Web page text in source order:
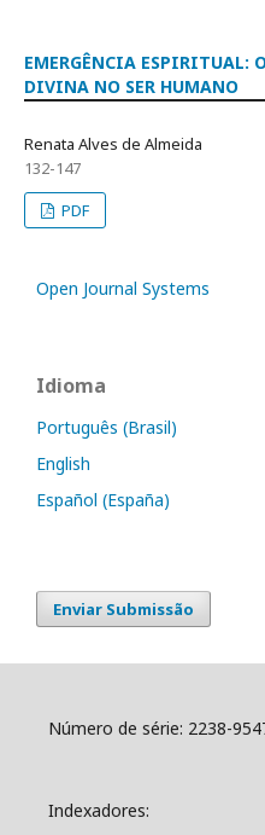
EMERGÊNCIA ESPIRITUAL:
DIVINA NO SER HUMANO
Renata Alves de Almeida
132-147
PDF
Open Journal Systems
Idioma
Português (Brasil)
English
Español (España)
Enviar Submissão
Número de série: 2238-
Indexadores: